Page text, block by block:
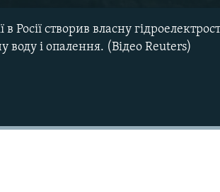
в Росії створив власну
воду і опалення. (Відео Reuters)